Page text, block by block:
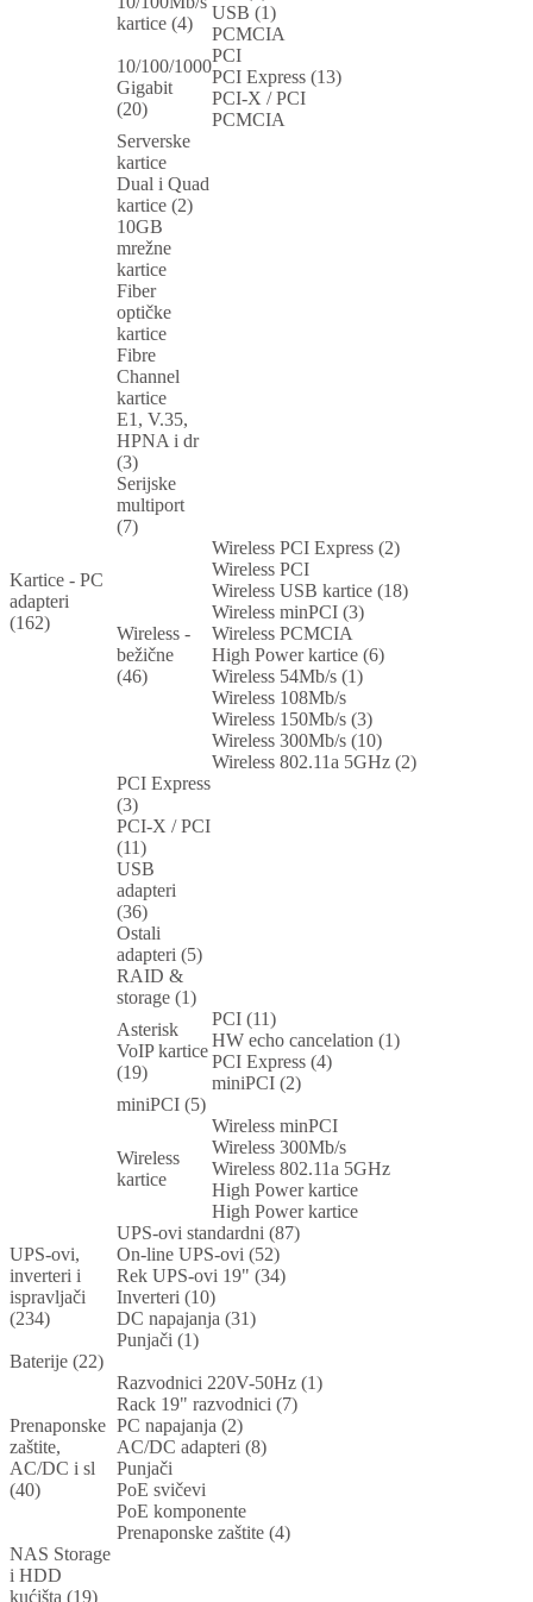
Kartice - PC
adapteri
(162)
kartice (4)
USB (1)
PCMCIA
10/100/1000
Gigabit
(20)
PCI
PCI Express (13)
PCI-X / PCI
PCMCIA
Serverske
kartice
Dual i Quad
kartice (2)
10GB
mrežne
kartice
Fiber
optičke
kartice
Fibre
Channel
kartice
E1, V.35,
HPNA i dr
(3)
Serijske
multiport
(7)
Wireless -
bežične
(46)
Wireless PCI Express (2)
Wireless PCI
Wireless USB kartice (18)
Wireless minPCI (3)
Wireless PCMCIA
High Power kartice (6)
Wireless 54Mb/s (1)
Wireless 108Mb/s
Wireless 150Mb/s (3)
Wireless 300Mb/s (10)
Wireless 802.11a 5GHz (2)
PCI Express
(3)
PCI-X / PCI
(11)
USB
adapteri
(36)
Ostali
adapteri (5)
RAID &
storage (1)
Asterisk
VoIP kartice
(19)
PCI (11)
HW echo cancelation (1)
PCI Express (4)
miniPCI (2)
miniPCI (5)
Wireless
kartice
Wireless minPCI
Wireless 300Mb/s
Wireless 802.11a 5GHz
High Power kartice
High Power kartice
UPS-ovi,
inverteri i
ispravljači
(234)
UPS-ovi standardni (87)
On-line UPS-ovi (52)
Rek UPS-ovi 19" (34)
Inverteri (10)
DC napajanja (31)
Punjači (1)
Baterije (22)
Prenaponske
zaštite,
AC/DC i sl
(40)
Razvodnici 220V-50Hz (1)
Rack 19" razvodnici (7)
PC napajanja (2)
AC/DC adapteri (8)
Punjači
PoE svičevi
PoE komponente
Prenaponske zaštite (4)
NAS Storage
i HDD
kućišta (19)